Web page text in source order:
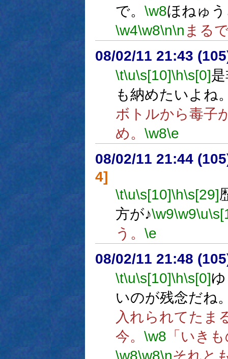
で。 \w8ほねゅ
\w4\w8\n\n まる
08/02/11 21:43
\t\u\s[10]\h\s[0]
も納めたいよね
ボトルから毒子
め。 \w8\e
08/02/11 21:44
4]
\t\u\s[10]\h\s[29]
方が♪\w9\w9\u
う。 \e
08/02/11 21:48
\t\u\s[10]\h\s[0]
いのが残念だね
入れられてたま
今。 \w8 「いき